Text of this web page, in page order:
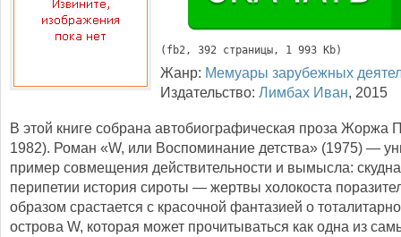
( fb2, 392 страницы, 1 993 Kb)
Жанр: Мемуары зарубежных
Издательство: Лимбах Иван, 2015
В этой книге собрана автобиографическая проза Жоржа
1982). Роман «W, или Воспоминание детства» (1975) —
пример совмещения действительности и вымысла:
перипетии история сироты — жертвы холокоста
образом срастается с красочной фантазией о
острова W, которая может прочитываться как одна из